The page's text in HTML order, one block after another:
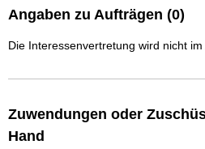
Angaben zu Aufträgen (0)
Die Interessenvertretung wird nicht im
Zuwendungen oder
Hand